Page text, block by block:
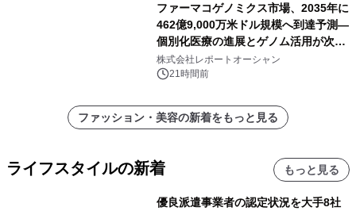
ファーマコゲノミクス市場、2035年に
462億9,000万米ドル規模へ到達予測―
個別化医療の進展とゲノム活用が次世
代ヘルスケア投資を加速
株式会社レポートオーシャン
21時間前
ファッション・美容の新着をもっと見る
ライフスタイルの新着 もっと見る
優良派遣事業者の認定状況を大手8社